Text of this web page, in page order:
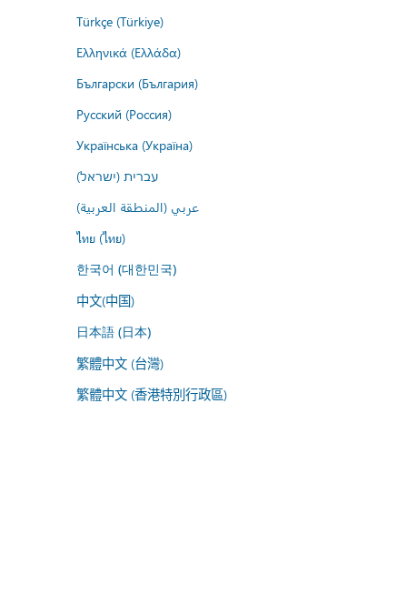
Türkçe (Türkiye)
Ελληνικά (Ελλάδα)
Български (България)
Русский (Россия)
Українська (Україна)
עברית (ישראל)
عربي (المنطقة العربية)
ไทย (ไทย)
한국어 (대한민국)
中文(中国)
日本語 (日本)
繁體中文 (台灣)
繁體中文 (香港特別行政區)